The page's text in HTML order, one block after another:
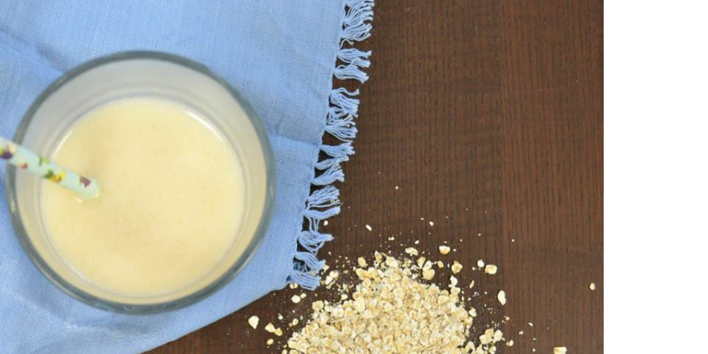
Test Genético Detox
Test Genético Farmacología
Test Genético Riesgo Cardiovascular
Test Genético Diabetes